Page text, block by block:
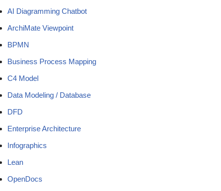
AI Diagramming Chatbot
ArchiMate Viewpoint
BPMN
Business Process Mapping
C4 Model
Data Modeling / Database
DFD
Enterprise Architecture
Infographics
Lean
OpenDocs